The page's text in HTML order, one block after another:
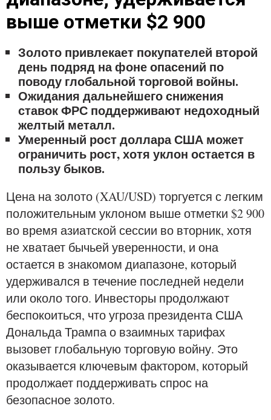
выше отметки $2 900
Золото привлекает покупателей второй
день подряд на фоне опасений по
поводу глобальной торговой войны.
Ожидания дальнейшего снижения
ставок ФРС поддерживают недоходный
желтый металл.
Умеренный рост доллара США может
ограничить рост, хотя уклон остается в
пользу быков.
Цена на золото (XAU/USD) торгуется с легким
положительным уклоном выше отметки $2 900
во время азиатской сессии во вторник, хотя
не хватает бычьей уверенности, и она
остается в знакомом диапазоне, который
удерживался в течение последней недели
или около того. Инвесторы продолжают
беспокоиться, что угроза президента США
Дональда Трампа о взаимных тарифах
вызовет глобальную торговую войну. Это
оказывается ключевым фактором, который
продолжает поддерживать спрос на
безопасное золото.